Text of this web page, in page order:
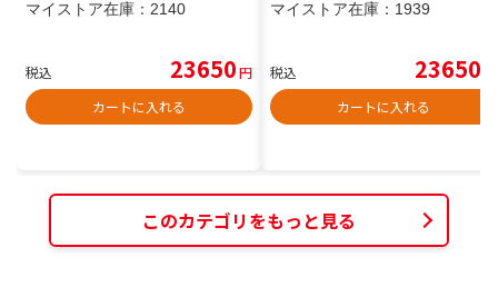
マイストア在庫： 2140
税込 23650円
カートに入れる
マイストア在庫： 1939
税込 23650
カートに入れる
このカテゴリをもっと見る